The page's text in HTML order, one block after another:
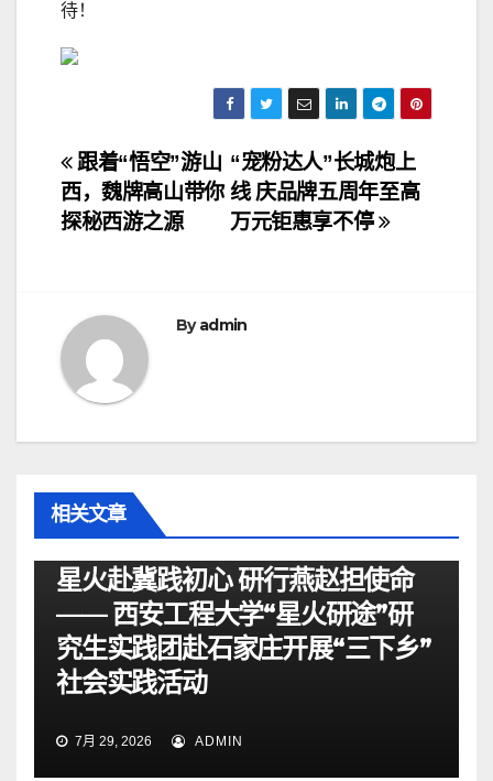
待！
文
章
航
“宠粉达人”长城炮上
线 庆品牌五周年至高
万元钜惠享不停
跟着“悟空”游山
西，魏牌高山带你
探秘西游之源
Byadmin
相关文章
星火赴冀践初心 研行燕赵担使命
—— 西安工程大学“星火研途”研
究生实践团赴石家庄开展“三下乡”
社会实践活动
7月 29, 2026 ADMIN